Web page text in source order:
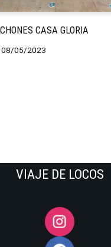
CASA GLORIA
08/05/2023
VIAJE DE LOCOS